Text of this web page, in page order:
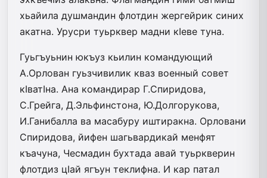
хьайила душмандин флотдин жергейрик синих
акатна. Урусри туьрквер мадни кIеве туна.
Гуьгъуьнин юкъуз кьилин командующий
А.Орлован гуьзчивилик кваз военный совет
кIватIна. Ана командирар Г.Спиридова,
С.Грейга, Д.Эльфинстона, Ю.Долгорукова,
И.Ганибалла ва масабуру ишти­рак­на. Орловани
Спиридова, йифен шагьвардикай менфят
къачуна, Чесмадин бух­та­да авай туьркверин
флотдиз цIай ягъун теклифна. И кар патал